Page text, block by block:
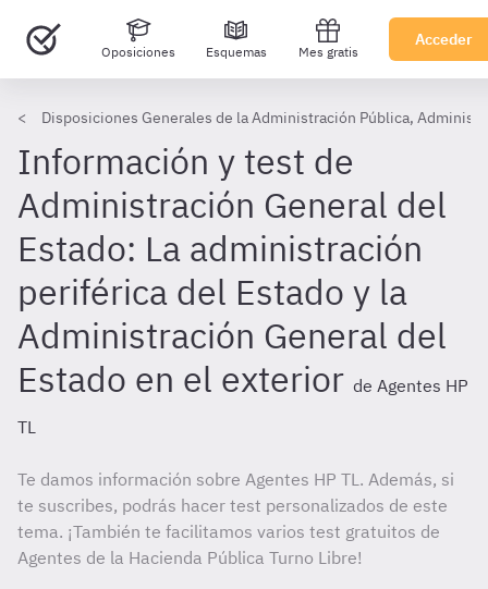
Oposiciones Esquemas Mes gratis
Acceder
Disposiciones Generales de la Administración Pública,
Información y test de
Administración General del
Estado: La administración
periférica del Estado y la
Administración General del
Estado en el exterior de Agentes HP
TL
Te damos información sobre Agentes HP TL. Además, si
te suscribes, podrás hacer test personalizados de este
tema. ¡También te facilitamos varios test gratuitos de
Agentes de la Hacienda Pública Turno Libre!